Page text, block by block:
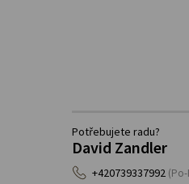
Potřebujete radu?
David Zandler
+420739337992 (Po-